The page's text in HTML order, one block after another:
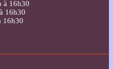
à 16h30
16h30
16h30